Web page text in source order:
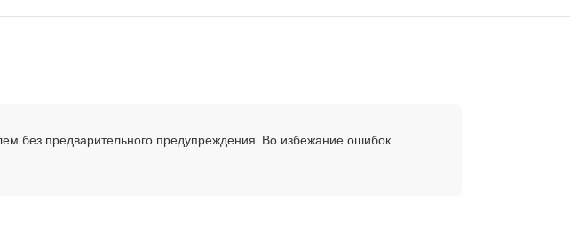
без предварительного предупреждения. Во избежание ошибок